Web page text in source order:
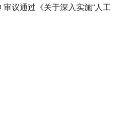
议通过《关于深入实施“人工